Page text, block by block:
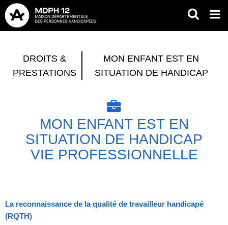
Aller
au
DROITS &
PRESTATIONS
MON ENFANT EST EN
SITUATION DE HANDICAP
MON ENFANT EST EN
SITUATION DE HANDICAP
VIE PROFESSIONNELLE
La reconnaissance de la qualité de travailleur handicapé
(RQTH)